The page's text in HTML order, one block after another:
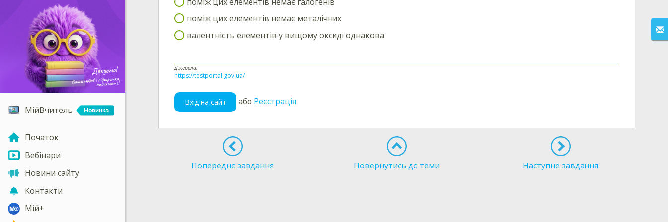
МійВчитель
Початок
Вебінари
Новини сайту
Контакти
Мій+
поміж цих елементів немає металічних
валентність елементів у вищому оксиді однакова
Джерела:
https://testportal.gov.ua/
Вхід на сайт або Реєстрація
Попереднє завдання Повернутись до теми Наступне завдання